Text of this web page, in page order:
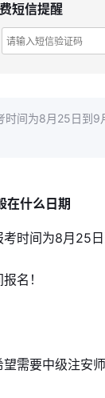
短信提醒
间为8月25日到
在什么日期
时间为8月25日
名！
需要中级注安